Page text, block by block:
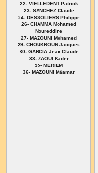
22- VIELLEDENT Patrick
23- SANCHEZ Claude
24- DESSOLIERS Philippe
26- CHAMMA Mohamed
Noureddine
27- MAZOUNI Mohamed
29- CHOUKROUN Jacques
30- GARCIA Jean Claude
33- ZAOUI Kader
35- MERIEM
36- MAZOUNI Mâamar